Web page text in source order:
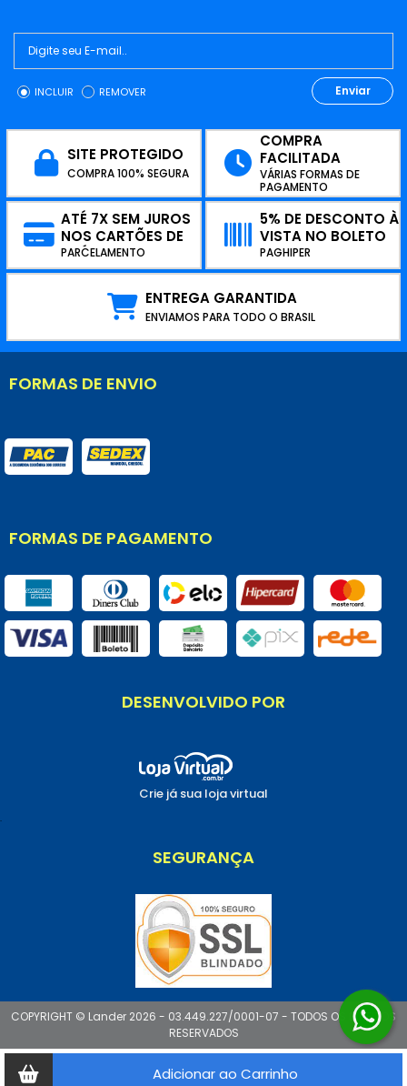
Adicionar ao Carrinho
INCLUIR REMOVER Enviar
SITE PROTEGIDO
COMPRA 100% SEGURA
COMPRA
FACILITADA
VÁRIAS FORMAS DE
PAGAMENTO
ATÉ 7X SEM JUROS
NOS CARTÕES DE
CRÉDITO
PARCELAMENTO
5% DE DESCONTO À
VISTA NO BOLETO
PAGHIPER
ENTREGA GARANTIDA
ENVIAMOS PARA TODO O BRASIL
FORMAS DE ENVIO
FORMAS DE PAGAMENTO
DESENVOLVIDO POR
Crie já sua loja virtual
.
SEGURANÇA
COPYRIGHT © Lander 2026 - 03.449.227/0001-07 - TODOS OS DIREITOS
RESERVADOS